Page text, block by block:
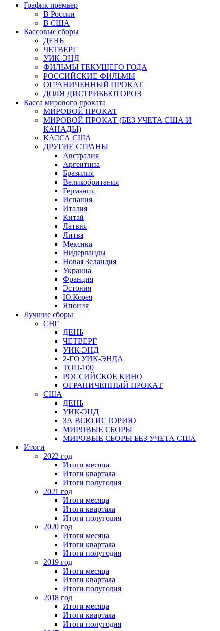
График премьер
В России
В США
Кассовые сборы
ДЕНЬ
ЧЕТВЕРГ
УИК-ЭНД
ФИЛЬМЫ ТЕКУЩЕГО ГОДА
РОССИЙСКИЕ ФИЛЬМЫ
ОГРАНИЧЕННЫЙ ПРОКАТ
ДОЛЯ ДИСТРИБЬЮТОРОВ
Касса мирового проката
МИРОВОЙ ПРОКАТ
МИРОВОЙ ПРОКАТ (БЕЗ УЧЕТА США И
КАНАДЫ)
КАССА США
ДРУГИЕ СТРАНЫ
Австралия
Аргентина
Бразилия
Великобритания
Германия
Испания
Италия
Китай
Латвия
Литва
Мексика
Нидерланды
Новая Зеландия
Украина
Франция
Эстония
Ю.Корея
Япония
Лучшие сборы
СНГ
ДЕНЬ
ЧЕТВЕРГ
УИК-ЭНД
2-ГО УИК-ЭНДА
ТОП-100
РОССИЙСКОЕ КИНО
ОГРАНИЧЕННЫЙ ПРОКАТ
США
ДЕНЬ
УИК-ЭНД
ЗА ВСЮ ИСТОРИЮ
МИРОВЫЕ СБОРЫ
МИРОВЫЕ СБОРЫ БЕЗ УЧЕТА США
Итоги
2022 год
Итоги месяца
Итоги квартала
Итоги полугодия
2021 год
Итоги месяца
Итоги квартала
Итоги полугодия
2020 год
Итоги месяца
Итоги квартала
Итоги полугодия
2019 год
Итоги месяца
Итоги квартала
Итоги полугодия
2018 год
Итоги месяца
Итоги квартала
Итоги полугодия